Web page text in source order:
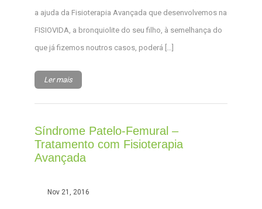
a ajuda da Fisioterapia Avançada que desenvolvemos na
FISIOVIDA, a bronquiolite do seu filho, à semelhança do
que já fizemos noutros casos, poderá […]
Ler mais
Síndrome Patelo-Femural –
Tratamento com Fisioterapia
Avançada
Nov 21, 2016